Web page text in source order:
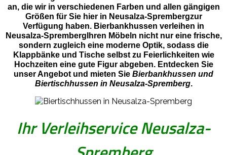
an, die wir in verschiedenen Farben und allen gängigen
Größen für Sie hier in Neusalza-Sprembergzur
Verfügung haben. Bierbankhussen verleihen in
Neusalza-SprembergIhren Möbeln nicht nur eine frische,
sondern zugleich eine moderne Optik, sodass die
Klappbänke und Tische selbst zu Feierlichkeiten wie
Hochzeiten eine gute Figur abgeben. Entdecken Sie
unser Angebot und mieten Sie Bierbankhussen und
Biertischhussen in Neusalza-Spremberg.
Ihr Verleihservice Neusalza-